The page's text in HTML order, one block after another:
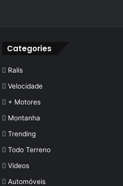
Categories
Ralis
Velocidade
+ Motores
Montanha
Trending
Todo Terreno
Videos
Automóveis